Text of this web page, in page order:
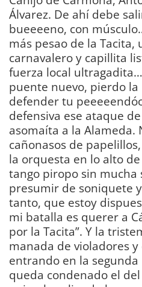
Álvarez. De ahí debe
bueeeeno, con
más pesao de la
carnavalero y capillita
fuerza local
puente nuevo, pierdo
defender tu
defensiva ese ataque
asomaíta a la Alameda.
cañonasos de
la orquesta en lo alto
tango piropo sin mucha
presumir de soniquete
tanto, que estoy
mi batalla es querer a
por la Tacita”. Y la
manada de violadores y
entrando en la
queda condenado el